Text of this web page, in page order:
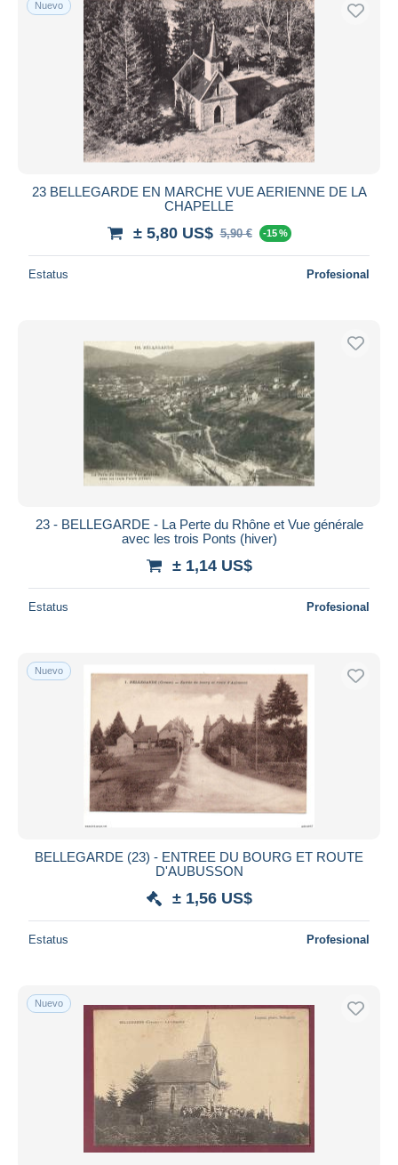
Sólo con descuento
Envío gratis
Métodos de pago
PayPal
Transferencia bancaria
Visa
Mastercard
Maestro
Deseleccionar todo
Aplicar
Nuevo
23 BELLEGARDE EN MARCHE VUE AERIENNE DE LA
CHAPELLE
± 5,80 US$ 5,90 € -15 %
Estatus Profesional
23 - BELLEGARDE - La Perte du Rhône et Vue générale
avec les trois Ponts (hiver)
± 1,14 US$
Estatus Profesional
Nuevo
BELLEGARDE (23) - ENTREE DU BOURG ET ROUTE
D'AUBUSSON
± 1,56 US$
Estatus Profesional
Nuevo